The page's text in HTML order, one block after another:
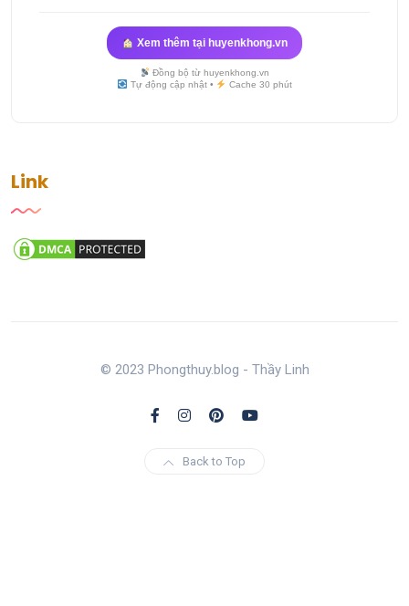
Xem thêm tại huyenkhong.vn
Đồng bộ từ huyenkhong.vn
Tự động cập nhật •
Cache 30 phút
Link
© 2023 Phongthuy.blog - Thầy Linh
Back to Top